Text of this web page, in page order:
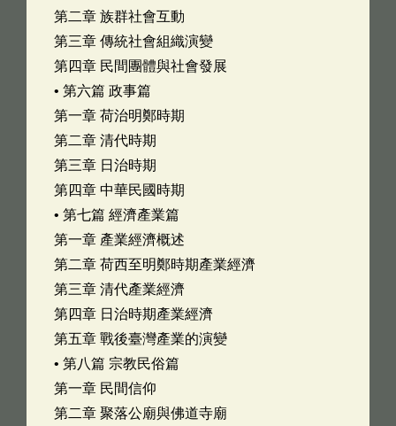
第二章 族群社會互動
第三章 傳統社會組織演變
第四章 民間團體與社會發展
• 第六篇 政事篇
第一章 荷治明鄭時期
第二章 清代時期
第三章 日治時期
第四章 中華民國時期
• 第七篇 經濟產業篇
第一章 產業經濟概述
第二章 荷西至明鄭時期產業經濟
第三章 清代產業經濟
第四章 日治時期產業經濟
第五章 戰後臺灣產業的演變
• 第八篇 宗教民俗篇
第一章 民間信仰
第二章 聚落公廟與佛道寺廟